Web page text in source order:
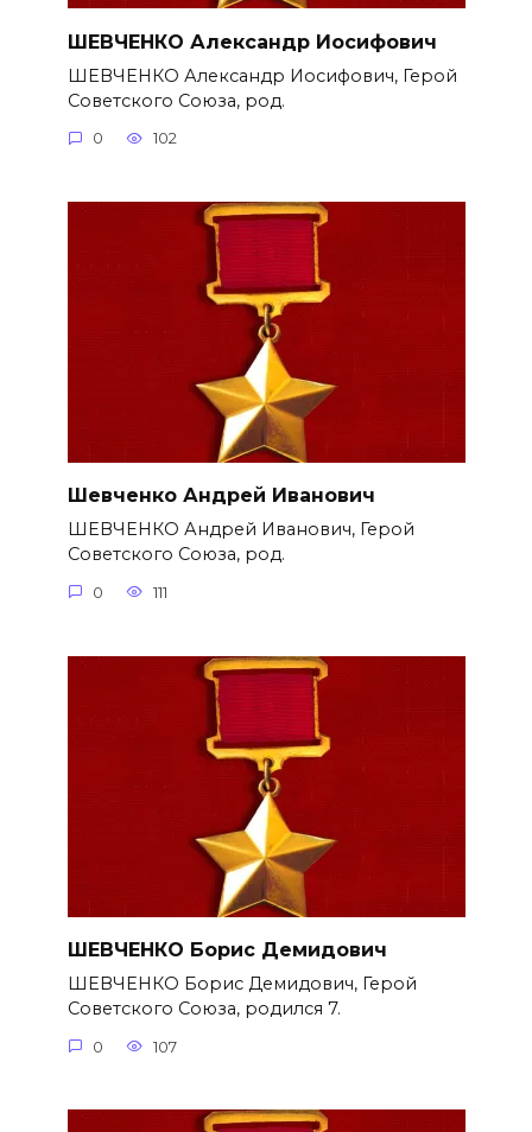
ШЕВЧЕНКО Александр Иосифович
ШЕВЧЕНКО Александр Иосифович, Герой
Советского Союза, род.
0 102
Шевченко Андрей Иванович
ШЕВЧЕНКО Андрей Иванович, Герой
Советского Союза, род.
0 111
ШЕВЧЕНКО Борис Демидович
ШЕВЧЕНКО Борис Демидович, Герой
Советского Союза, родился 7.
0 107